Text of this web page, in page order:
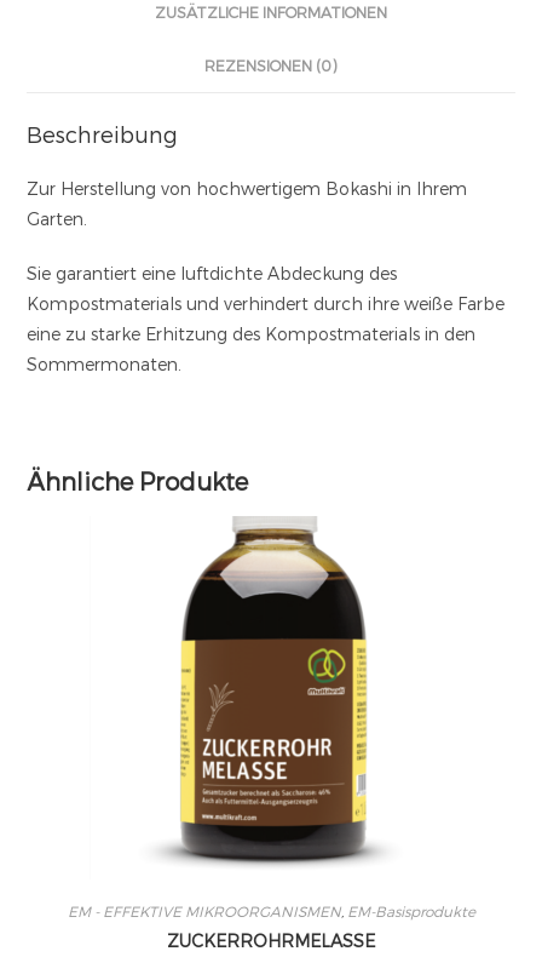
ZUSÄTZLICHE INFORMATIONEN
REZENSIONEN (0)
Beschreibung
Zur Herstellung von hochwertigem Bokashi in Ihrem
Garten.
Sie garantiert eine luftdichte Abdeckung des
Kompostmaterials und verhindert durch ihre weiße Farbe
eine zu starke Erhitzung des Kompostmaterials in den
Sommermonaten.
Ähnliche Produkte
EM - EFFEKTIVE MIKROORGANISMEN, EM-Basisprodukte
ZUCKERROHRMELASSE